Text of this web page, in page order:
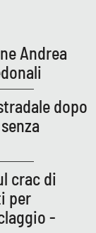
Andrea
dopo
crac di
per
-